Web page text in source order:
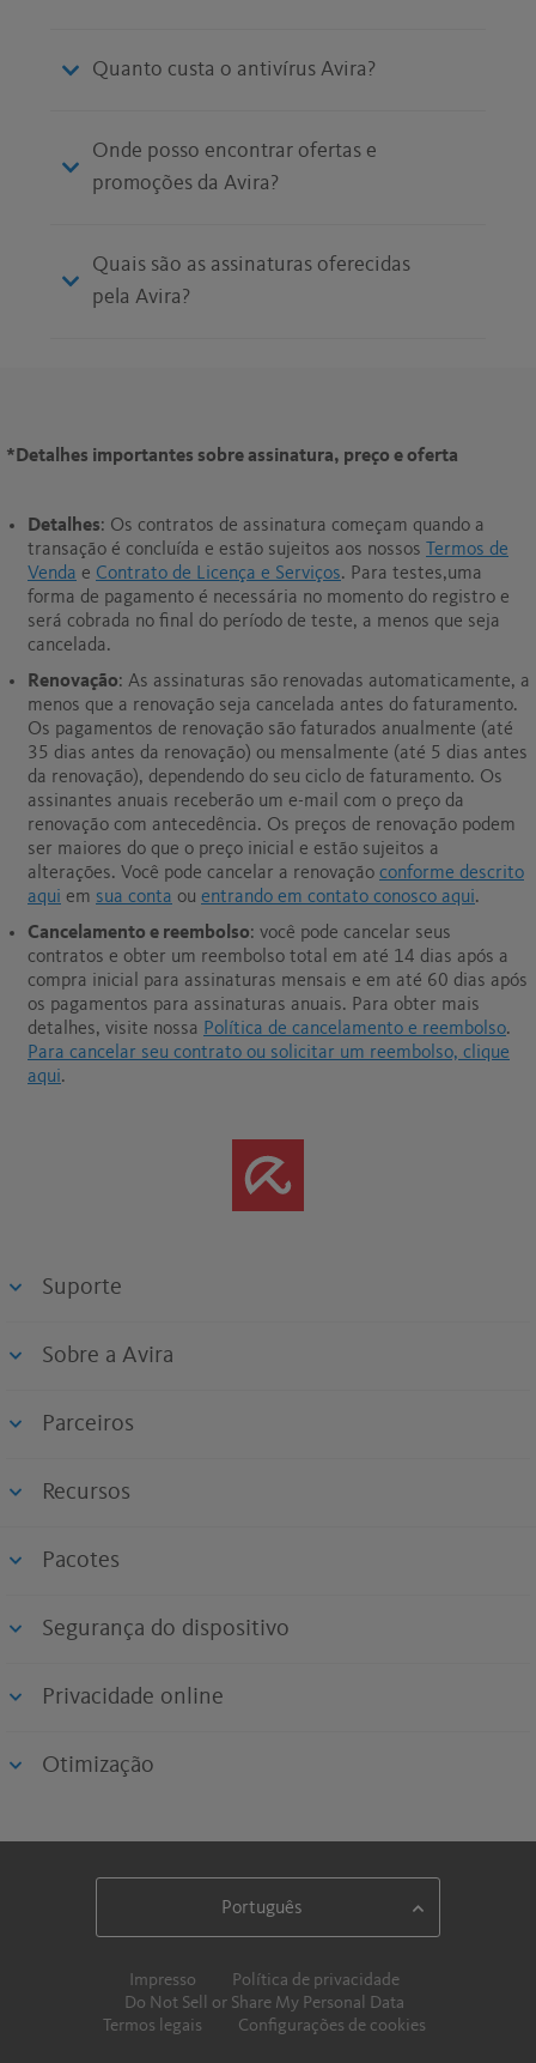
Quanto custa o antivírus Avira?
Onde posso encontrar ofertas e
promoções da Avira?
Quais são as assinaturas oferecidas
pela Avira?
* Detalhes importantes sobre assinatura, preço e oferta
Detalhes: Os contratos de assinatura começam quando a
transação é concluída e estão sujeitos aos nossos
Termos de
Venda e Contrato de Licença e Serviços. Para testes,uma
forma de pagamento é necessária no momento do registro e
será cobrada no final do período de teste, a menos que seja
cancelada.
Renovação: As assinaturas são renovadas automaticamente, a
menos que a renovação seja cancelada antes do faturamento.
Os pagamentos de renovação são faturados anualmente (até
35 dias antes da renovação) ou mensalmente (até 5 dias antes
da renovação), dependendo do seu ciclo de faturamento. Os
assinantes anuais receberão um e-mail com o preço da
renovação com antecedência. Os preços de renovação podem
ser maiores do que o preço inicial e estão sujeitos a
alterações. Você pode cancelar a renovação conforme descrito
aqui em sua conta ou entrando em contato conosco aqui.
Cancelamento e reembolso: você pode cancelar seus
contratos e obter um reembolso total em até 14 dias após a
compra inicial para assinaturas mensais e em até 60 dias após
os pagamentos para assinaturas anuais. Para obter mais
detalhes, visite nossa Política de cancelamento e reembolso.
Para cancelar seu contrato ou solicitar um reembolso, clique
aqui.
Suporte
Sobre a Avira
Parceiros
Recursos
Pacotes
Segurança do dispositivo
Privacidade online
Otimização
Impresso
Política de privacidade
Do Not Sell or Share My Personal Data
Termos legais
Configurações de cookies